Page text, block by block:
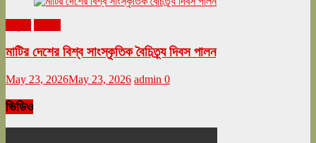
মাটির দেশের বিশ্ব সাংস্কৃতিক বৈচিত্র্য দিবস পালন
May 23, 2026May 23, 2026 admin 0
ভিডিও